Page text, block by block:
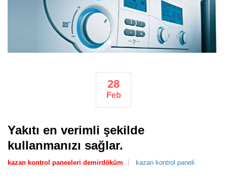
28
Feb
Yakıtı en verimli şekilde
kullanmanızı sağlar.
kazan kontrol paneeleri demirdöküm kazan kontrol paneli